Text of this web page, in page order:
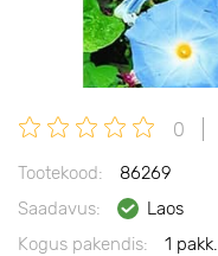
0
Tootekood:
86269
Saadavus:
Laos
Kogus pakendis:
1 pakk.